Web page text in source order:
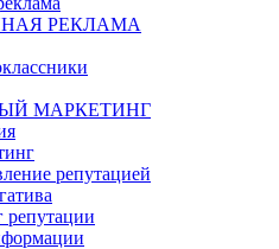
РЕКЛАМА
МАРКЕТИНГ
репутацией